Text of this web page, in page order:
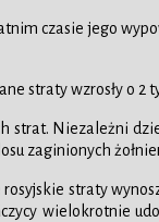
czasie jego
straty wzrosły o 2
strat. Niezależni
zaginionych
rosyjskie straty
wielokrotnie